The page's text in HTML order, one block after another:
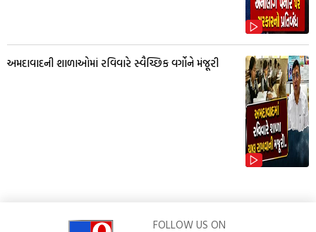
અમદાવાદની શાળાઓમાં રવિવારે સ્વૈચ્છિક વર્ગોને મંજૂરી
FOLLOW US ON